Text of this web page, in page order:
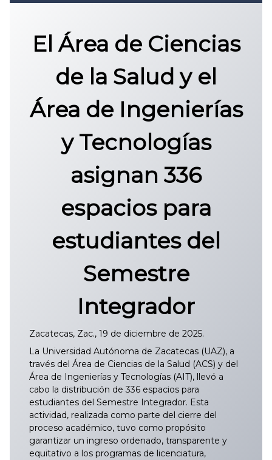
CONVOCATORIA DE INGRESO UAZ
El Área de Ciencias
de la Salud y el
Área de Ingenierías
y Tecnologías
asignan 336
espacios para
estudiantes del
Semestre
Integrador
Zacatecas, Zac., 19 de diciembre de 2025.
La Universidad Autónoma de Zacatecas (UAZ), a
través del Área de Ciencias de la Salud (ACS) y del
Área de Ingenierías y Tecnologías (AIT), llevó a
cabo la distribución de 336 espacios para
estudiantes del Semestre Integrador. Esta
actividad, realizada como parte del cierre del
proceso académico, tuvo como propósito
garantizar un ingreso ordenado, transparente y
equitativo a los programas de licenciatura,